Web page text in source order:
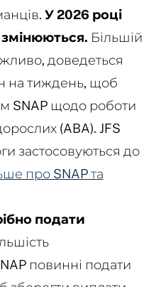
У 2026 році
Більшій
доведеться
на тиждень, щоб
SNAP щодо роботи
(ABA). JFS
застосовуються до
про SNAP та
подати
повинні подати